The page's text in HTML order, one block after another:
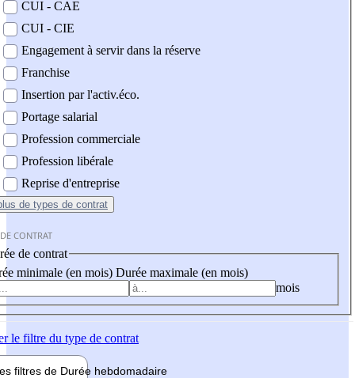
CUI - CAE
CUI - CIE
Engagement à servir dans la réserve
Franchise
Insertion par l'activ.éco.
Portage salarial
Profession commerciale
Profession libérale
Reprise d'entreprise
de types de contrat
CONTRAT
de contrat
minimale (en mois) Durée maximale (en mois)
mois
le filtre du type de contrat
filtres de Durée hebdomadaire